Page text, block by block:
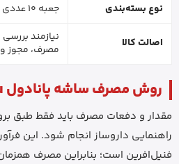
نوع بسته‌بندی
جعبه 10 عددی ساشه پودری
اصالت کالا
نیازمند بررسی
مصرف، مجوز و
روش مصرف ساشه پانادول Cold & Flu
مقدار و دفعات مصرف باید فقط طبق
راهنمایی داروساز انجام شود. این
فنیل‌افرین است؛ بنابراین مصرف